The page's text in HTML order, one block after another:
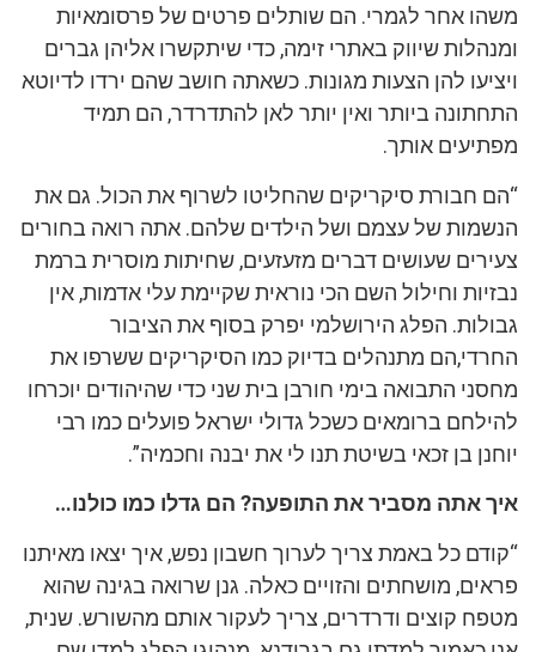
משהו אחר לגמרי. הם שותלים פרטים של פרסומאיות
ומנהלות שיווק באתרי זימה, כדי שיתקשרו אליהן גברים
ויציעו להן הצעות מגונות. כשאתה חושב שהם ירדו לדיוטא
התחתונה ביותר ואין יותר לאן להתדרדר, הם תמיד
מפתיעים אותך.
“הם חבורת סיקריקים שהחליטו לשרוף את הכול. גם את
הנשמות של עצמם ושל הילדים שלהם. אתה רואה בחורים
צעירים שעושים דברים מזעזעים, שחיתות מוסרית ברמת
נבזיות וחילול השם הכי נוראית שקיימת עלי אדמות, אין
גבולות. הפלג הירושלמי יפרק בסוף את הציבור
החרדי,הם מתנהלים בדיוק כמו הסיקריקים ששרפו את
מחסני התבואה בימי חורבן בית שני כדי שהיהודים יוכרחו
להילחם ברומאים כשכל גדולי ישראל פועלים כמו רבי
יוחנן בן זכאי בשיטת תנו לי את יבנה וחכמיה”.
איך אתה מסביר את התופעה? הם גדלו כמו כולנו…
“קודם כל באמת צריך לערוך חשבון נפש, איך יצאו מאיתנו
פראים, מושחתים והזויים כאלה. גנן שרואה בגינה שהוא
מטפח קוצים ודרדרים, צריך לעקור אותם מהשורש. שנית,